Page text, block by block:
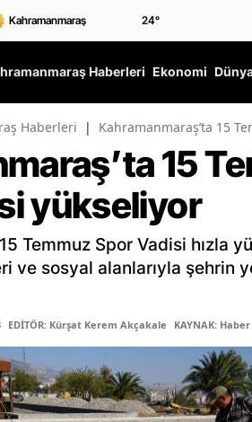
24°
Haberleri Ekonomi
Haberleri | Kahramanmaraş’ta 15
15
yükseliyor
Temmuz Spor Vadisi hızla
ve sosyal alanlarıyla şehrin
EDİTÖR: Kürşat Kerem Akçakale KAYNAK: